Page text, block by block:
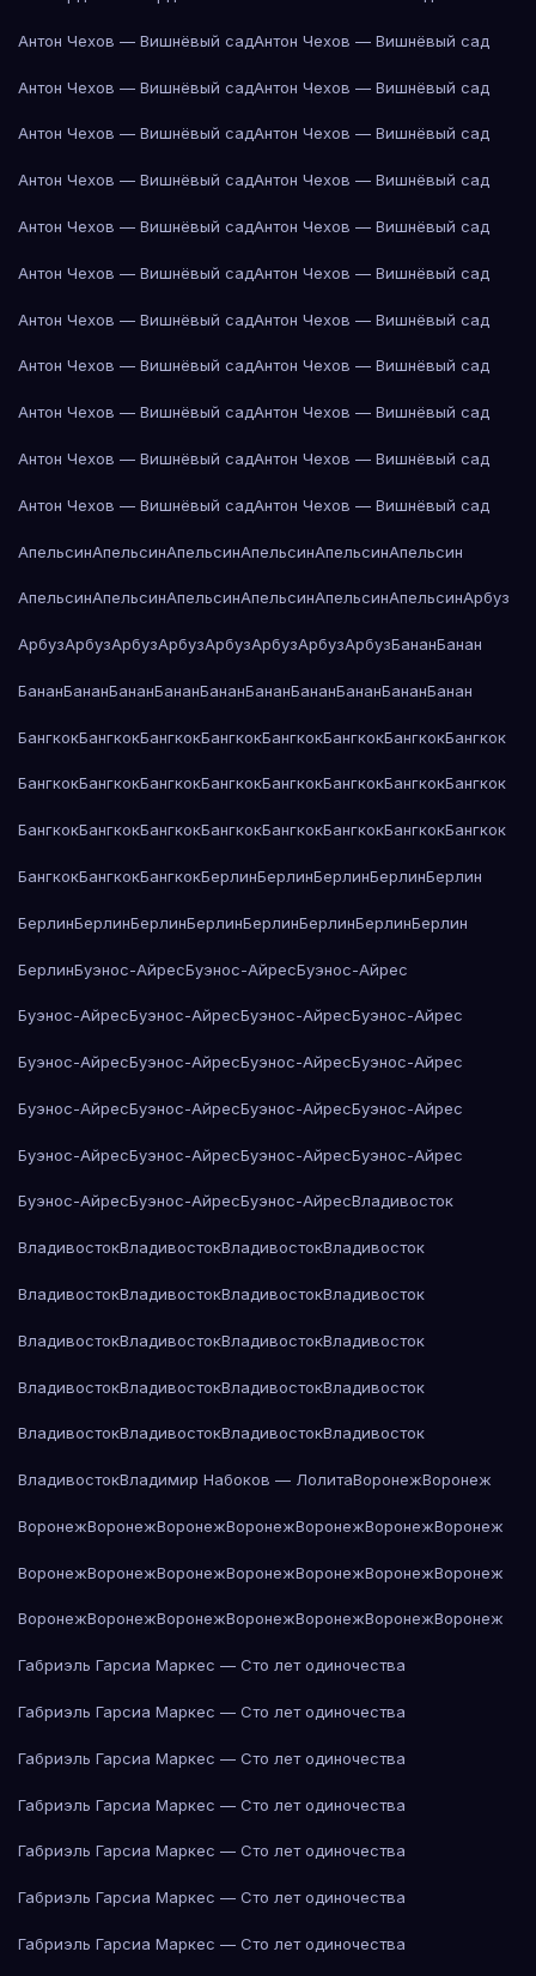
Антон Чехов — Вишнёвый садАнтон Чехов — Вишнёвый сад
Антон Чехов — Вишнёвый садАнтон Чехов — Вишнёвый сад
Антон Чехов — Вишнёвый садАнтон Чехов — Вишнёвый сад
Антон Чехов — Вишнёвый садАнтон Чехов — Вишнёвый сад
Антон Чехов — Вишнёвый садАнтон Чехов — Вишнёвый сад
Антон Чехов — Вишнёвый садАнтон Чехов — Вишнёвый сад
Антон Чехов — Вишнёвый садАнтон Чехов — Вишнёвый сад
Антон Чехов — Вишнёвый садАнтон Чехов — Вишнёвый сад
Антон Чехов — Вишнёвый садАнтон Чехов — Вишнёвый сад
Антон Чехов — Вишнёвый садАнтон Чехов — Вишнёвый сад
Антон Чехов — Вишнёвый садАнтон Чехов — Вишнёвый сад
АпельсинАпельсинАпельсинАпельсинАпельсинАпельсин
АпельсинАпельсинАпельсинАпельсинАпельсинАпельсинАрбуз
АрбузАрбузАрбузАрбузАрбузАрбузАрбузАрбузБананБанан
БананБананБананБананБананБананБананБананБананБанан
БангкокБангкокБангкокБангкокБангкокБангкокБангкокБангкок
БангкокБангкокБангкокБангкокБангкокБангкокБангкокБангкок
БангкокБангкокБангкокБангкокБангкокБангкокБангкокБангкок
БангкокБангкокБангкокБерлинБерлинБерлинБерлинБерлин
БерлинБерлинБерлинБерлинБерлинБерлинБерлинБерлин
БерлинБуэнос-АйресБуэнос-АйресБуэнос-Айрес
Буэнос-АйресБуэнос-АйресБуэнос-АйресБуэнос-Айрес
Буэнос-АйресБуэнос-АйресБуэнос-АйресБуэнос-Айрес
Буэнос-АйресБуэнос-АйресБуэнос-АйресБуэнос-Айрес
Буэнос-АйресБуэнос-АйресБуэнос-АйресБуэнос-Айрес
Буэнос-АйресБуэнос-АйресБуэнос-АйресВладивосток
ВладивостокВладивостокВладивостокВладивосток
ВладивостокВладивостокВладивостокВладивосток
ВладивостокВладивостокВладивостокВладивосток
ВладивостокВладивостокВладивостокВладивосток
ВладивостокВладивостокВладивостокВладивосток
ВладивостокВладимир Набоков — ЛолитаВоронежВоронеж
ВоронежВоронежВоронежВоронежВоронежВоронежВоронеж
ВоронежВоронежВоронежВоронежВоронежВоронежВоронеж
ВоронежВоронежВоронежВоронежВоронежВоронежВоронеж
Габриэль Гарсиа Маркес — Сто лет одиночества
Габриэль Гарсиа Маркес — Сто лет одиночества
Габриэль Гарсиа Маркес — Сто лет одиночества
Габриэль Гарсиа Маркес — Сто лет одиночества
Габриэль Гарсиа Маркес — Сто лет одиночества
Габриэль Гарсиа Маркес — Сто лет одиночества
Габриэль Гарсиа Маркес — Сто лет одиночества